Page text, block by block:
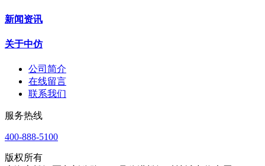
新闻资讯
关于中仿
公司简介
在线留言
联系我们
服务热线
400-888-5100
版权所有